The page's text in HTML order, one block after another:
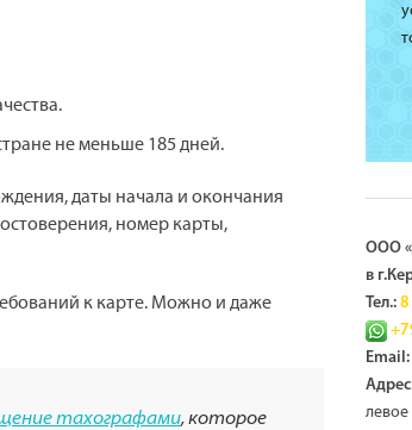
не меньше 185 дней.
даты начала и окончания
номер карты,
к карте. Можно и даже
тахографами, которое
ООО
в
Тел.: 8
Email: